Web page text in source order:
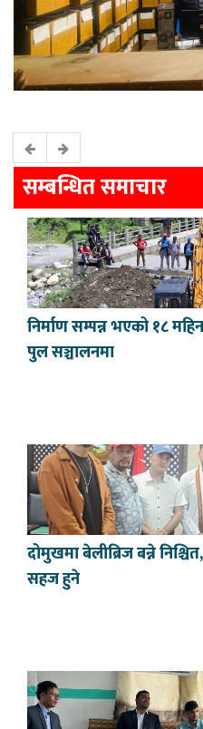
सम्बन्धित समाचार
निर्माण सम्पन्न भएको १८
पुल सञ्चालनमा
दोमुखमा बेलीब्रिज बन्ने
सहज हुने